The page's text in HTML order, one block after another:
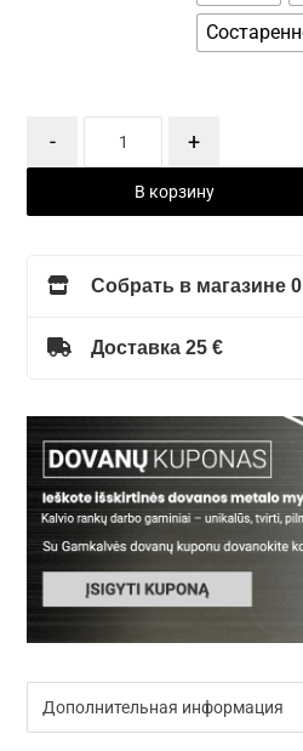
- +
В корзину
Собрать в магазине
Доставка 25 €